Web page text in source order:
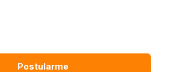
Postularme